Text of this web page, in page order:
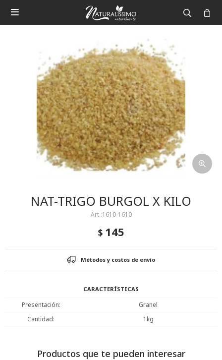

NAT-TRIGO BURGOL X KILO
1610-1610
$ 145
Métodos y costos de envío
CARACTERÍSTICAS
Presentación
Granel
Cantidad
1kg
Productos que te pueden interesar